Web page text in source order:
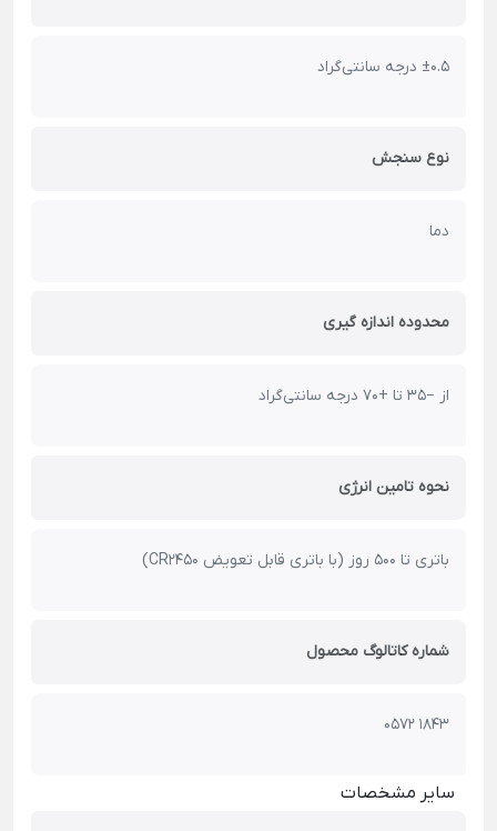
±0.5 درجه سانتی‌گراد
نوع سنجش
دما
محدوده اندازه گیری
از −35 تا +70 درجه سانتی‌گراد
نحوه تامین انرژی
باتری تا 500 روز (با باتری قابل تعویض CR2450)
شماره کاتالوگ محصول
0572 1843
سایر مشخصات